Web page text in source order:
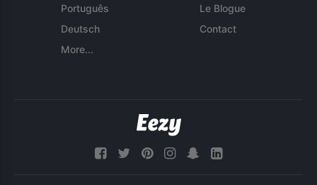
Português
Deutsch
More...
Le Blogue
Contact